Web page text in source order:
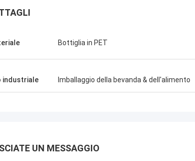
Bottiglia in PET
industriale Imballaggio della bevanda & dell'alimento
UN MESSAGGIO